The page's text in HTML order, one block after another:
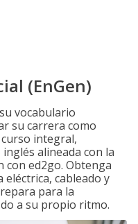
(EnGen)
vocabulario
su carrera como
integral,
alineada con la
con ed2go. Obtenga
eléctrica, cableado y
para la
a su propio ritmo.